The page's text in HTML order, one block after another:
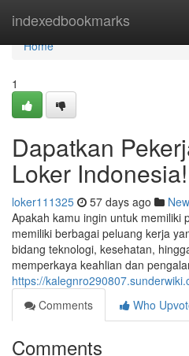
indexedbookmarks
Home
Home
1
Dapatkan
Loker Indonesia!
loker111325 57 days ago
Apakah kamu ingin untuk memiliki
memiliki berbagai peluang kerja
bidang teknologi, kesehatan,
memperkaya keahlian dan
https://
Comments
Who
Comments